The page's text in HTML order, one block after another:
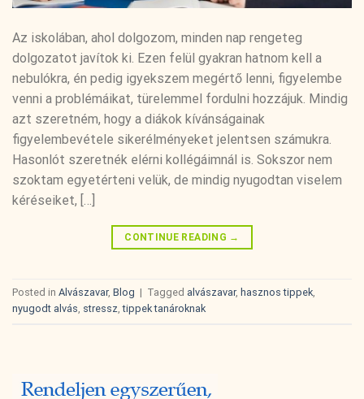
Az iskolában, ahol dolgozom, minden nap rengeteg
dolgozatot javítok ki. Ezen felül gyakran hatnom kell a
nebulókra, én pedig igyekszem megértő lenni, figyelembe
venni a problémáikat, türelemmel fordulni hozzájuk. Mindig
azt szeretném, hogy a diákok kívánságainak
figyelembevétele sikerélményeket jelentsen számukra.
Hasonlót szeretnék elérni kollégáimnál is. Sokszor nem
szoktam egyetérteni velük, de mindig nyugodtan viselem
kéréseiket, […]
CONTINUE READING →
Posted in Alvászavar, Blog | Tagged alvászavar, hasznos tippek,
nyugodt alvás, stressz,tippek tanároknak